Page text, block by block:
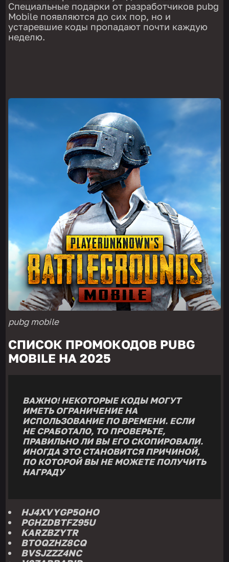
Специальные подарки от разработчиков pubg
Mobile появляются до сих пор, но и
устаревшие коды пропадают почти каждую
неделю.
pubg mobile
СПИСОК ПРОМОКОДОВ PUBG
MOBILE НА 2025
ВАЖНО! НЕКОТОРЫЕ КОДЫ МОГУТ
ИМЕТЬ ОГРАНИЧЕНИЕ НА
ИСПОЛЬЗОВАНИЕ ПО ВРЕМЕНИ. ЕСЛИ
НЕ СРАБОТАЛО, ТО ПРОВЕРЬТЕ,
ПРАВИЛЬНО ЛИ ВЫ ЕГО СКОПИРОВАЛИ.
ИНОГДА ЭТО СТАНОВИТСЯ ПРИЧИНОЙ,
ПО КОТОРОЙ ВЫ НЕ МОЖЕТЕ ПОЛУЧИТЬ
НАГРАДУ
HJ4XVYGP5QHO
PGHZDBTFZ95U
KARZBZYTR
BTOQZHZ8CQ
BVSJZZZ4NC